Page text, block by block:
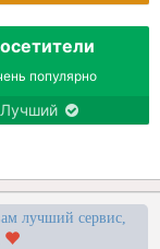
популярно
Лучший
лучший сервис,